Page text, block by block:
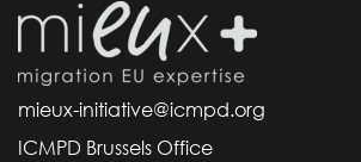
mieux-initiative@icmpd.org
ICMPD Brussels Office